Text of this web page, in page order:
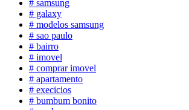
# samsung
# galaxy
# modelos samsung
# sao paulo
# bairro
# imovel
# comprar imovel
# apartamento
# execicios
# bumbum bonito